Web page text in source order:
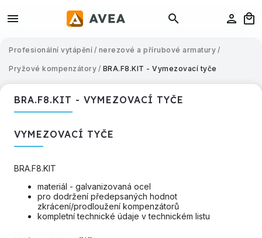
Profesionální vytápění / nerezové a přírubové armatury /
Pryžové kompenzátory / BRA.F8.KIT - Vymezovací tyče
BRA.F8.KIT - VYMEZOVACÍ TYČE
VYMEZOVACÍ TYČE
BRA.F8.KIT
materiál - galvanizovaná ocel
pro dodržení předepsaných hodnot
zkrácení/prodloužení kompenzátorů
kompletní technické údaje v technickém listu